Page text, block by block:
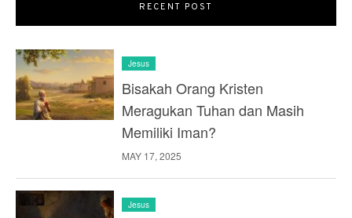
RECENT POST
Jesus
Bisakah Orang Kristen
Meragukan Tuhan dan Masih
Memiliki Iman?
MAY 17, 2025
Jesus